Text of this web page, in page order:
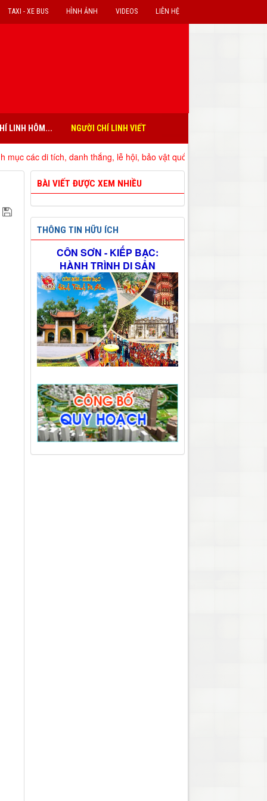
LIÊN HỆ
VIDEOS
HÌNH ẢNH
TAXI - XE BUS
LINH HÔM... NGƯỜI CHÍ LINH VIẾT
tích, danh thắng, lễ hội, bảo vật quốc gia đã xếp hạng trên địa bàn
BÀI VIẾT ĐƯỢC XEM NHIỀU
THÔNG TIN HỮU ÍCH
CÔN SƠN - KIẾP BẠC:
HÀNH TRÌNH DI SẢN